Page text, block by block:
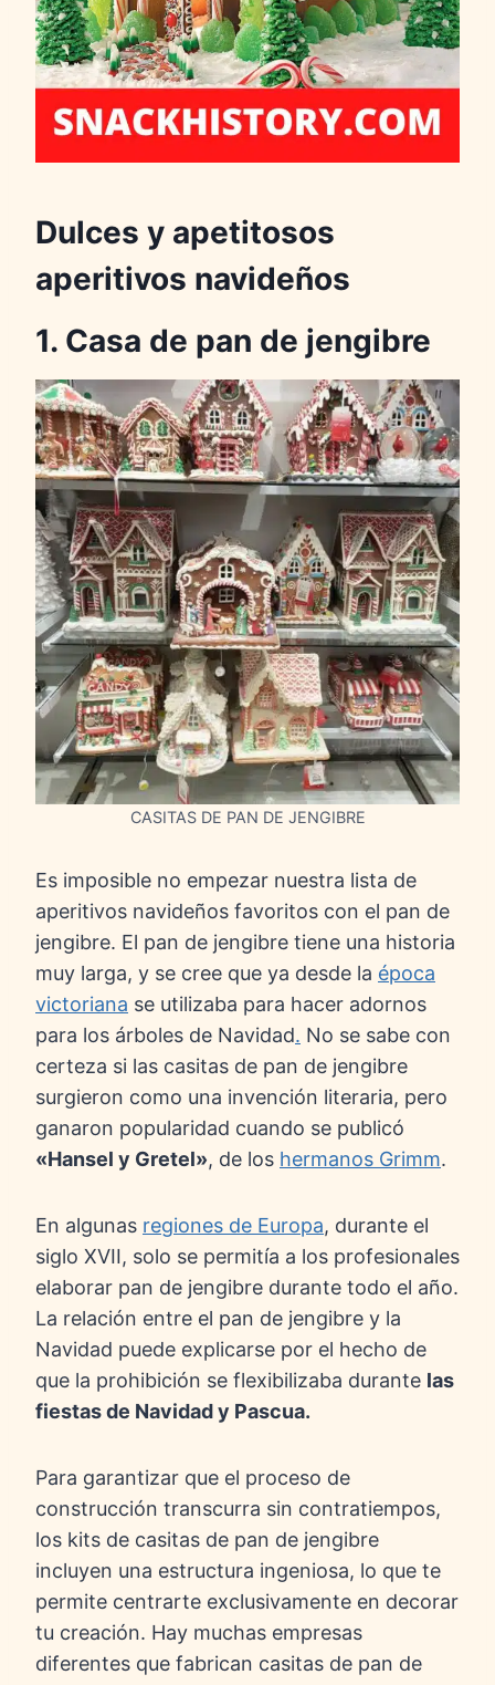
Dulces y apetitosos
aperitivos navideños
1. Casa de pan de jengibre
CASITAS DE PAN DE JENGIBRE
Es imposible no empezar nuestra lista de
aperitivos navideños favoritos con el pan de
jengibre. El pan de jengibre tiene una historia
muy larga, y se cree que ya desde la época
victoriana se utilizaba para hacer adornos
para los árboles de Navidad. No se sabe con
certeza si las casitas de pan de jengibre
surgieron como una invención literaria, pero
ganaron popularidad cuando se publicó
«Hansel y Gretel», de los hermanos Grimm.
En algunas regiones de Europa, durante el
siglo XVII, solo se permitía a los profesionales
elaborar pan de jengibre durante todo el año.
La relación entre el pan de jengibre y la
Navidad puede explicarse por el hecho de
que la prohibición se flexibilizaba durante las
fiestas de Navidad y Pascua.
Para garantizar que el proceso de
construcción transcurra sin contratiempos,
los kits de casitas de pan de jengibre
incluyen una estructura ingeniosa, lo que te
permite centrarte exclusivamente en decorar
tu creación. Hay muchas empresas
diferentes que fabrican casitas de pan de